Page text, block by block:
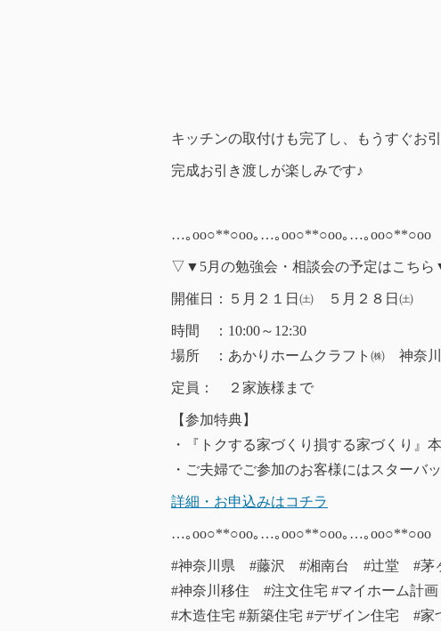
キッチンの取付けも完了し、もうすぐお
完成お引き渡しが楽しみです♪
…｡oо○**○оo｡…｡oо○**○оo｡…｡oо○**○оo
▽▼5月の勉強会・相談会の予定はこち
開催日：５月２１日㈯ ５月２８日㈯
時間 ：10:00～12:30
場所 ：あかりホームクラフト㈱ 神奈
定員： ２家族様まで
【参加特典】
・『トクする家づくり損する家づくり』
・ご夫婦でご参加のお客様にはスターバ
詳細・お申込みはコチラ
…｡oо○**○оo｡…｡oо○**○оo｡…｡oо○**○оo
#神奈川県 #藤沢 #湘南台 #辻堂 #
#神奈川移住 #注文住宅 #マイホーム計
#木造住宅 #新築住宅 #デザイン住宅 #